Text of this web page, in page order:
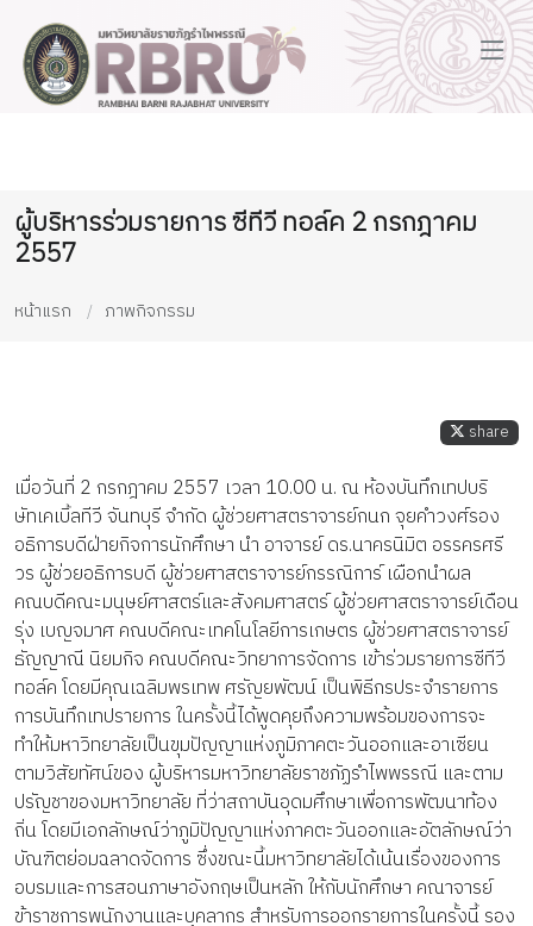
ผู้บริหารร่วมรายการ ซีทีวี ทอล์ค 2 กรกฎาคม
2557
หน้าแรก ภาพกิจกรรม
share
เมื่อวันที่ 2 กรกฎาคม 2557 เวลา 10.00 น. ณ ห้องบันทึกเทปบริ
ษัทเคเบิ้ลทีวี จันทบุรี จำกัด ผู้ช่วยศาสตราจารย์กนก จุยคำวงศ์รอง
อธิการบดีฝ่ายกิจการนักศึกษา นำ อาจารย์ ดร.นาครนิมิต อรรครศรี
วร ผู้ช่วยอธิการบดี ผู้ช่วยศาสตราจารย์กรรณิการ์ เผือกนำผล
คณบดีคณะมนุษย์ศาสตร์และสังคมศาสตร์ ผู้ช่วยศาสตราจารย์เดือน
รุ่ง เบญจมาศ คณบดีคณะเทคโนโลยีการเกษตร ผู้ช่วยศาสตราจารย์
ธัญญาณี นิยมกิจ คณบดีคณะวิทยาการจัดการ เข้าร่วมรายการซีทีวี
ทอล์ค โดยมีคุณเฉลิมพรเทพ ศรัญยพัฒน์ เป็นพิธีกรประจำรายการ
การบันทึกเทปรายการ ในครั้งนี้ได้พูดคุยถึงความพร้อมของการจะ
ทำให้มหาวิทยาลัยเป็นขุมปัญญาแห่งภูมิภาคตะวันออกและอาเซียน
ตามวิสัยทัศน์ของ ผู้บริหารมหาวิทยาลัยราชภัฏรำไพพรรณี และตาม
ปรัญชาของมหาวิทยาลัย ที่ว่าสถาบันอุดมศึกษาเพื่อการพัฒนาท้อง
ถิ่น โดยมีเอกลักษณ์ว่าภูมิปัญญาแห่งภาคตะวันออกและอัตลักษณ์ว่า
บัณฑิตย่อมฉลาดจัดการ ซึ่งขณะนี้มหาวิทยาลัยได้เน้นเรื่องของการ
อบรมและการสอนภาษาอังกฤษเป็นหลัก ให้กับนักศึกษา คณาจารย์
ข้าราชการพนักงานและบุคลากร สำหรับการออกรายการในครั้งนี้ รอง